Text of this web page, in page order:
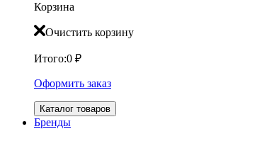
Корзина
Очистить корзину
Итого:0 ₽
Оформить заказ
Каталог товаров
Бренды